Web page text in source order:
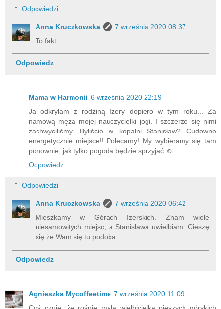
Odpowiedzi
Anna Kruczkowska
7 września 2020 08:37
To fakt.
Odpowiedz
Mama w Harmonii 6 września 2020 22:19
Ja odkryłam z rodziną Izery dopiero w tym roku... Za
namową męża mojej nauczycielki jogi. I szczerze się nimi
zachwyciliśmy. Byliście w kopalni Stanisław? Cudowne
energetycznie miejsce!! Polecamy! My wybieramy się tam
ponownie, jak tylko pogoda będzie sprzyjać ☺️
Odpowiedz
Odpowiedzi
Anna Kruczkowska
7 września 2020 06:42
Mieszkamy w Górach Izerskich. Znam wiele
niesamowitych miejsc, a Stanisława uwielbiam. Cieszę
się że Wam się tu podoba.
Odpowiedz
Agnieszka Mycoffeetime 7 września 2020 11:09